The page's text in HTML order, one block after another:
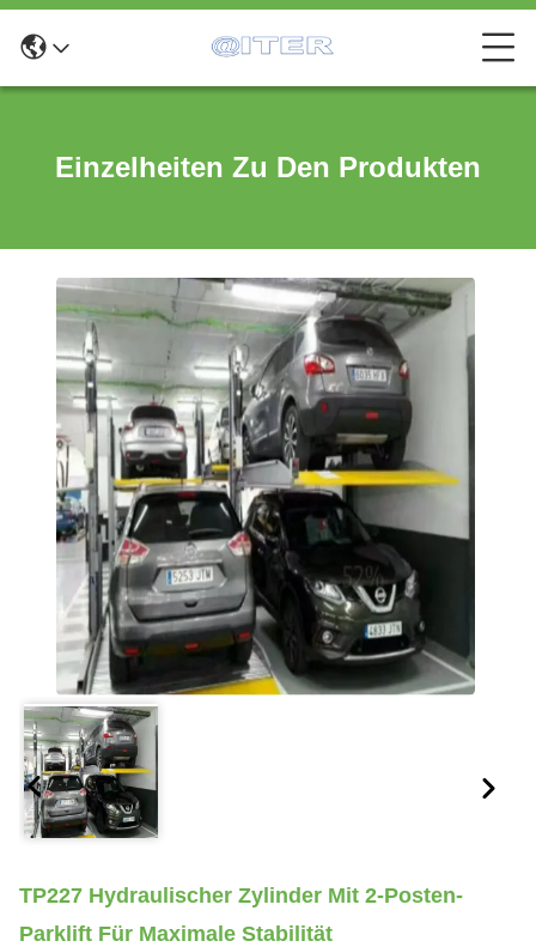
Einzelheiten Zu Den Produkten
TP227 Hydraulischer Zylinder Mit 2-Posten-
Parklift Für Maximale Stabilität